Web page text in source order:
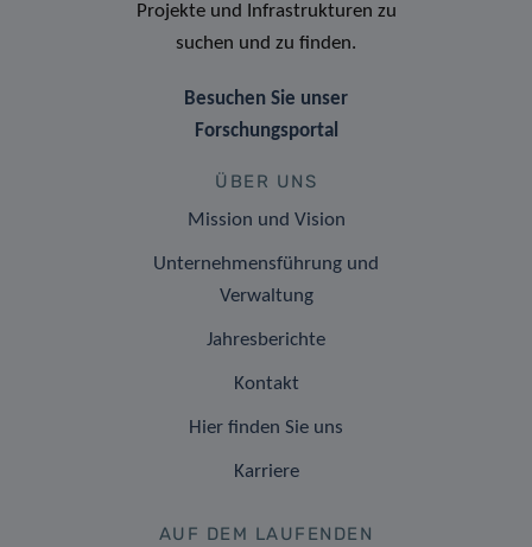
Projekte und Infrastrukturen zu
suchen und zu finden.
Besuchen Sie unser
Forschungsportal
ÜBER UNS
Mission und Vision
Unternehmensführung und
Verwaltung
Jahresberichte
Kontakt
Hier finden Sie uns
Karriere
AUF DEM LAUFENDEN